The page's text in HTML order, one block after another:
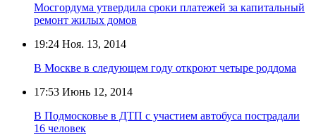
Мосгордума утвердила сроки платежей за капитальный
ремонт жилых домов
19:24 Ноя. 13, 2014
В Москве в следующем году откроют четыре роддома
17:53 Июнь 12, 2014
В Подмосковье в ДТП с участием автобуса пострадали
16 человек